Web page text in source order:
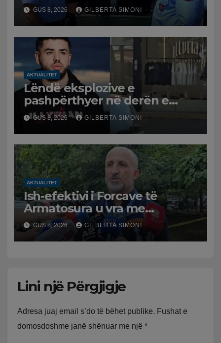
publikon videon: Kamerat e
trafikut së shpejti në
funksion
GUS 8, 2026 GILBERTA SIMONI
AKTUALITET
Lëndë eksplozive e
pashpërthyer në derën e
dyqanit të Noizyt në Durrës,
policia nis hetimet për
ngjarjen
GUS 8, 2026 GILBERTA SIMONI
AKTUALITET
Ish-efektivi i Forcave të
Armatosura u vra me
kallashnikov nga shoku i
fëmijërisë, zv. drejtori i
Hetimit: Kishin konflikt të
GUS 8, 2026 GILBERTA SIMONI
Lini një Përgjigje
Adresa juaj email s’do të bëhet publike. Fushat e
domosdoshme janë shënuar me një *